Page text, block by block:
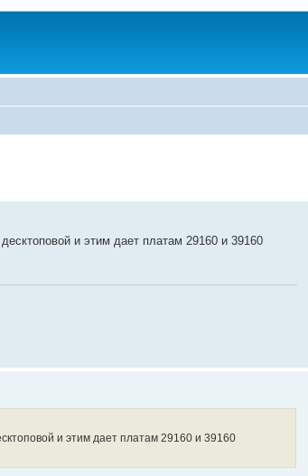
и этим дает платам 29160 и 39160
и этим дает платам 29160 и 39160